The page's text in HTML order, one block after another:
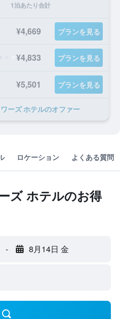
1泊あたり合計
¥4,669 プランを見る
¥4,833 プランを見る
¥5,501 プランを見る
ーズ ホテルのオファー
ロケーション よくある質問
ズ ホテルのお得
- 8月14日 金